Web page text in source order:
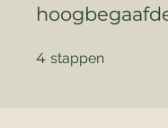
4 stappen